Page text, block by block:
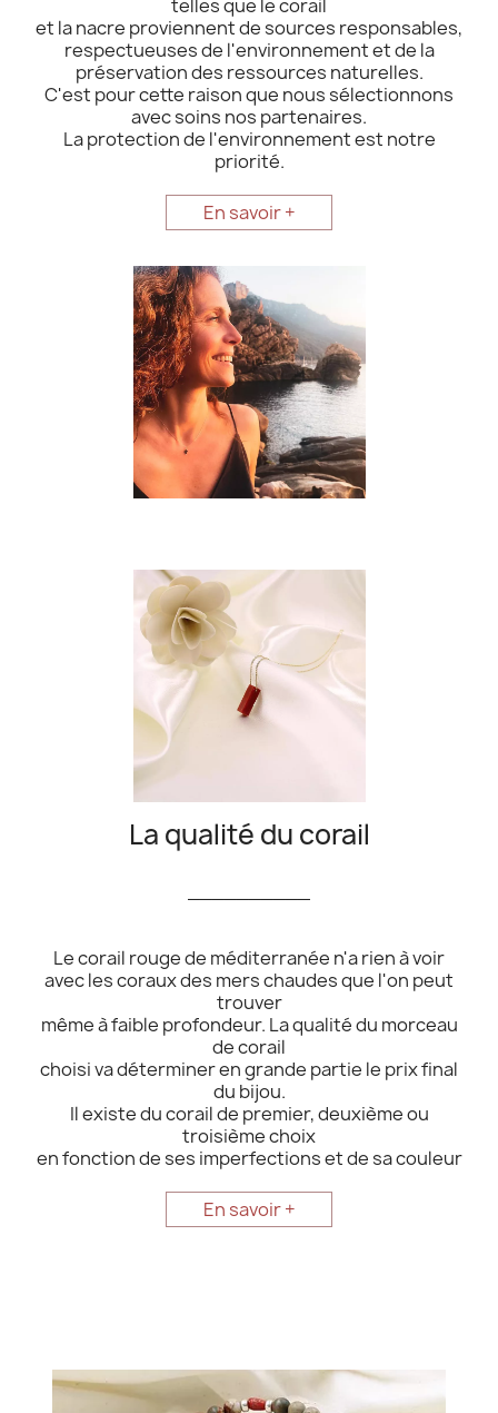
telles que le corail
et la nacre proviennent de sources responsables,
respectueuses de l'environnement et de la
préservation des ressources naturelles.
C'est pour cette raison que nous sélectionnons
avec soins nos partenaires.
La protection de l'environnement est notre
priorité.
En savoir +
La qualité du corail
Le corail rouge de méditerranée n'a rien à voir
avec les coraux des mers chaudes que l'on peut
trouver
même à faible profondeur. La qualité du morceau
de corail
choisi va déterminer en grande partie le prix final
du bijou.
Il existe du corail de premier, deuxième ou
troisième choix
en fonction de ses imperfections et de sa couleur
En savoir +